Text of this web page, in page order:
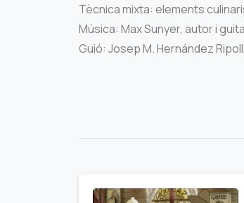
Tècnica mixta: elements
Música: Max Sunyer, autor i
Guió: Josep M. Hernández